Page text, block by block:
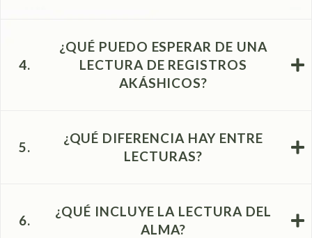
4.
¿QUÉ PUEDO ESPERAR DE UNA
LECTURA DE REGISTROS
AKÁSHICOS?
5.
¿QUÉ DIFERENCIA HAY ENTRE
LECTURAS?
6.
¿QUÉ INCLUYE LA LECTURA DEL
ALMA?